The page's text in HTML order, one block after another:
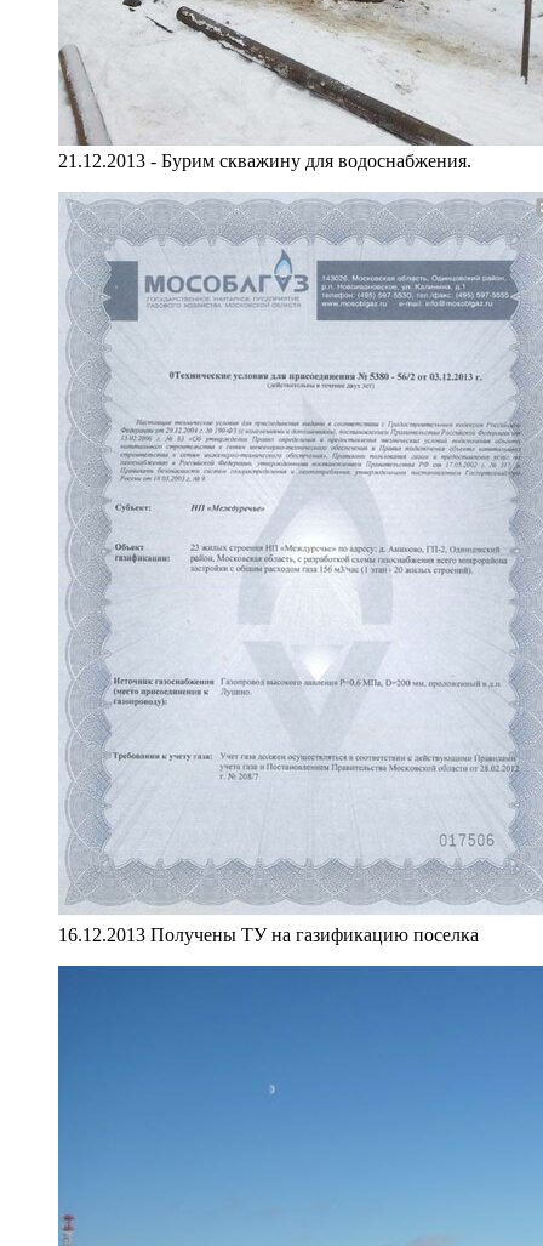
21.12.2013 - Бурим скважину для водоснабжения.
16.12.2013 Получены ТУ на газификацию поселка